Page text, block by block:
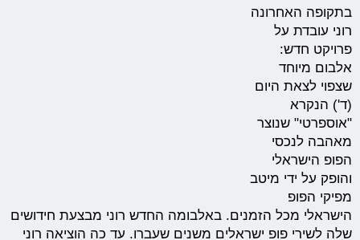
בתקופה האחרונה
רוני עובדת על
פרויקט חדש:
אלבום מיוחד
שצפוי לצאת היום
(ד') הנקרא
"אוספרטי" שנוצר
מאהבה לנכסי
הפופ הישראלי
והופק על ידי מיטב
מפיקי הפופ
הישראלי מכל הזמנים. באלבומה החדש רוני מבצעת חידושים
שלה לשירי פופ ישראלים משנים שעברו. עד כה הוציאה רוני